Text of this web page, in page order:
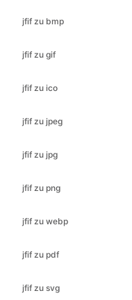
jfif zu ico
jfif zu jpeg
jfif zu jpg
jfif zu png
jfif zu webp
jfif zu pdf
jfif zu svg
jpeg zu gif
jpeg zu ico